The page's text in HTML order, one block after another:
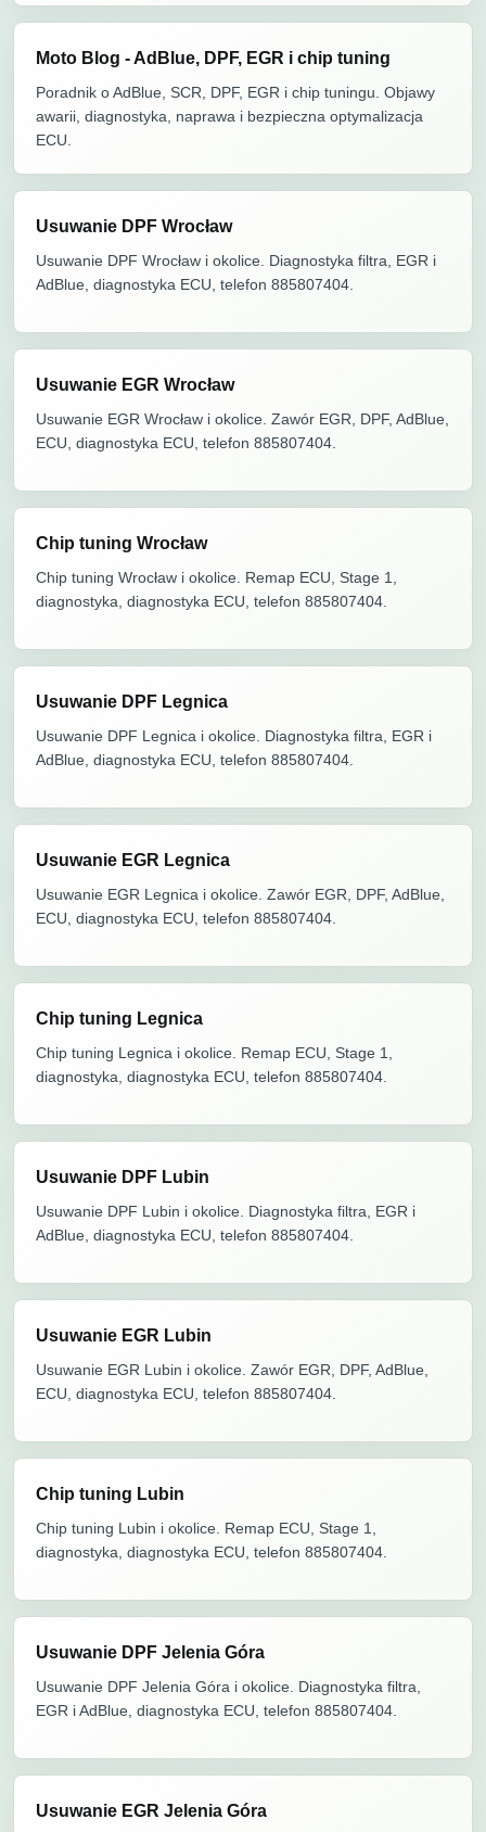
Moto Blog - AdBlue, DPF, EGR i chip tuning
Poradnik o AdBlue, SCR, DPF, EGR i chip tuningu. Objawy
awarii, diagnostyka, naprawa i bezpieczna optymalizacja
ECU.
Usuwanie DPF Wrocław
Usuwanie DPF Wrocław i okolice. Diagnostyka filtra, EGR i
AdBlue, diagnostyka ECU, telefon 885807404.
Usuwanie EGR Wrocław
Usuwanie EGR Wrocław i okolice. Zawór EGR, DPF, AdBlue,
ECU, diagnostyka ECU, telefon 885807404.
Chip tuning Wrocław
Chip tuning Wrocław i okolice. Remap ECU, Stage 1,
diagnostyka, diagnostyka ECU, telefon 885807404.
Usuwanie DPF Legnica
Usuwanie DPF Legnica i okolice. Diagnostyka filtra, EGR i
AdBlue, diagnostyka ECU, telefon 885807404.
Usuwanie EGR Legnica
Usuwanie EGR Legnica i okolice. Zawór EGR, DPF, AdBlue,
ECU, diagnostyka ECU, telefon 885807404.
Chip tuning Legnica
Chip tuning Legnica i okolice. Remap ECU, Stage 1,
diagnostyka, diagnostyka ECU, telefon 885807404.
Usuwanie DPF Lubin
Usuwanie DPF Lubin i okolice. Diagnostyka filtra, EGR i
AdBlue, diagnostyka ECU, telefon 885807404.
Usuwanie EGR Lubin
Usuwanie EGR Lubin i okolice. Zawór EGR, DPF, AdBlue,
ECU, diagnostyka ECU, telefon 885807404.
Chip tuning Lubin
Chip tuning Lubin i okolice. Remap ECU, Stage 1,
diagnostyka, diagnostyka ECU, telefon 885807404.
Usuwanie DPF Jelenia Góra
Usuwanie DPF Jelenia Góra i okolice. Diagnostyka filtra,
EGR i AdBlue, diagnostyka ECU, telefon 885807404.
Usuwanie EGR Jelenia Góra